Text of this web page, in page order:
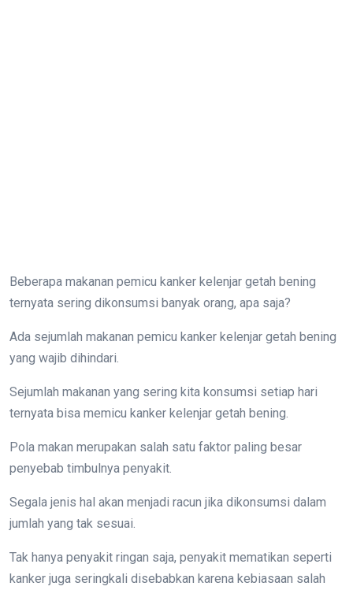
Beberapa makanan pemicu kanker kelenjar getah bening
ternyata sering dikonsumsi banyak orang, apa saja?
Ada sejumlah makanan pemicu kanker kelenjar getah bening
yang wajib dihindari.
Sejumlah makanan yang sering kita konsumsi setiap hari
ternyata bisa memicu kanker kelenjar getah bening.
Pola makan merupakan salah satu faktor paling besar
penyebab timbulnya penyakit.
Segala jenis hal akan menjadi racun jika dikonsumsi dalam
jumlah yang tak sesuai.
Tak hanya penyakit ringan saja, penyakit mematikan seperti
kanker juga seringkali disebabkan karena kebiasaan salah